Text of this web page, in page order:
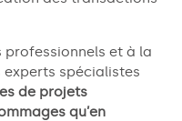
professionnels et à la
experts spécialistes
de projets
qu’en